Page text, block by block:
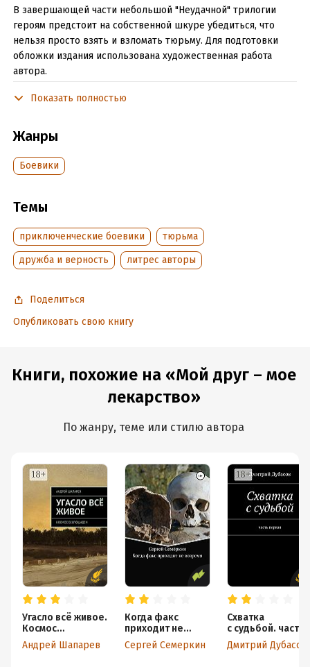
В завершающей части небольшой "Неудачной" трилогии
героям предстоит на собственной шкуре убедиться, что
нельзя просто взять и взломать тюрьму. Для подготовки
обложки издания использована художественная работа
автора.
Читать отрывок
Подробная информация
Дата написания:
Объем:59065
Дата поступления:
Время на чтение:1ч.
Показать полностью
Жанры
Боевики
Темы
приключенческие боевики
тюрьма
дружба и верность
литрес авторы
Поделиться
Опубликовать свою книгу
Книги, похожие на «Мой друг – мое
лекарство»
По жанру, теме или стилю автора
Угасло всё живое.
Космос
беспощаден
Андрей Шапарев
Когда факс
приходит не
вовремя
Сергей Семеркин
Схватка
с судьбой. часть
первая
Дмитрий Дубасов